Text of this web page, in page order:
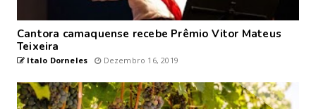
Cantora camaquense recebe Prêmio Vitor Mateus
Teixeira
Italo Dorneles Dezembro 16, 2019